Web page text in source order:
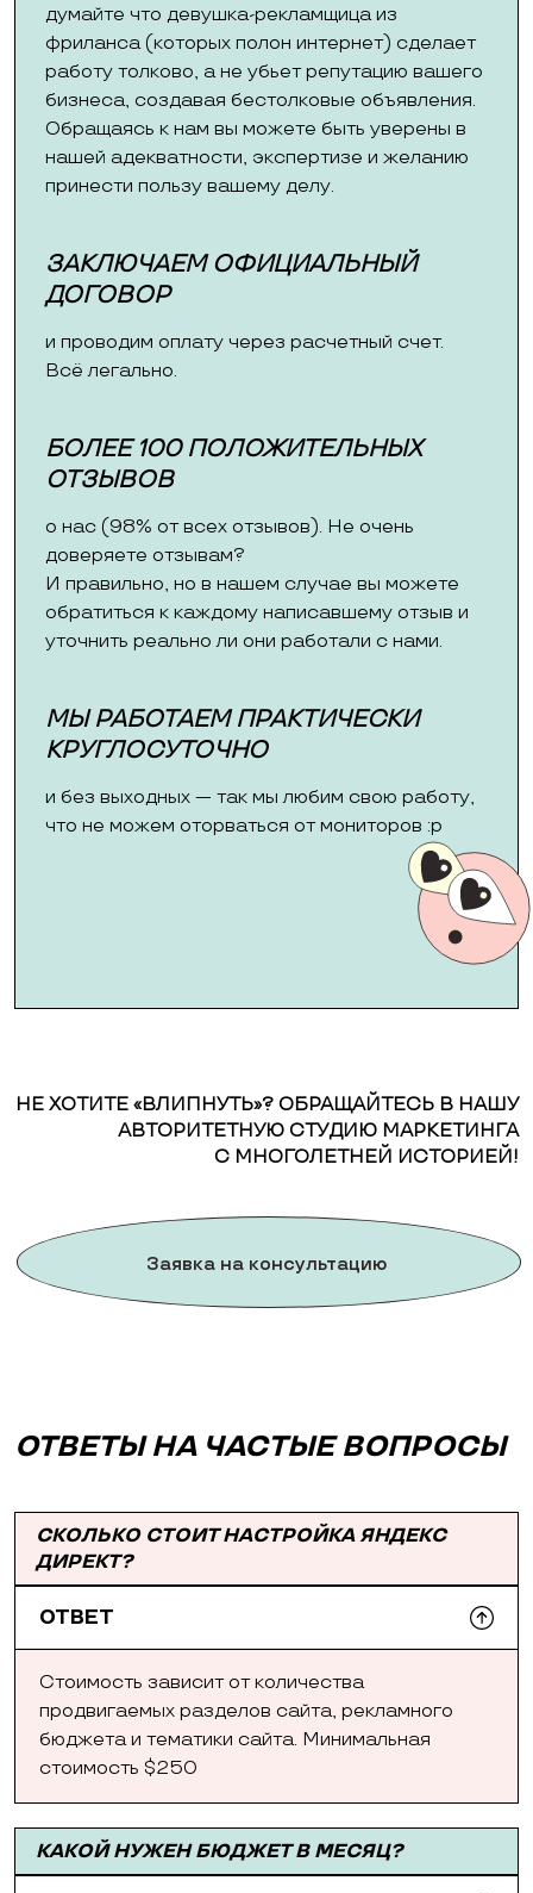
думайте что девушка-рекламщица из
фриланса (которых полон интернет) сделает
работу толково, а не убьет репутацию вашего
бизнеса, создавая бестолковые объявления.
Обращаясь к нам вы можете быть уверены в
нашей адекватности, экспертизе и желанию
принести пользу вашему делу.
ЗАКЛЮЧАЕМ ОФИЦИАЛЬНЫЙ
ДОГОВОР
и проводим оплату через расчетный счет.
Всё легально.
БОЛЕЕ 100 ПОЛОЖИТЕЛЬНЫХ
ОТЗЫВОВ
о нас (98% от всех отзывов). Не очень
доверяете отзывам?
И правильно, но в нашем случае вы можете
обратиться к каждому написавшему отзыв и
уточнить реально ли они работали с нами.
МЫ РАБОТАЕМ ПРАКТИЧЕСКИ
КРУГЛОСУТОЧНО
и без выходных — так мы любим свою работу,
что не можем оторваться от мониторов :p
НЕ ХОТИТЕ «ВЛИПНУТЬ»? ОБРАЩАЙТЕСЬ В НАШУ
АВТОРИТЕТНУЮ СТУДИЮ МАРКЕТИНГА
С МНОГОЛЕТНЕЙ ИСТОРИЕЙ!
Заявка на консультацию
ОТВЕТЫ НА ЧАСТЫЕ ВОПРОСЫ
СКОЛЬКО СТОИТ НАСТРОЙКА ЯНДЕКС
ДИРЕКТ?
ОТВЕТ
Стоимость зависит от количества
продвигаемых разделов сайта, рекламного
бюджета и тематики сайта. Минимальная
стоимость $250
КАКОЙ НУЖЕН БЮДЖЕТ В МЕСЯЦ?